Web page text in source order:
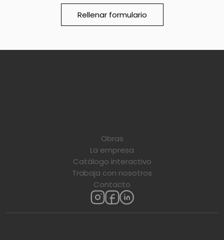
Rellenar formulario
Obras
La empresa
Catálogo interactivo
Trabaja con nosotros
Contacto